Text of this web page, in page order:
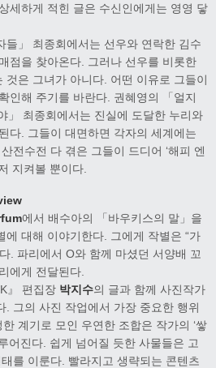
세하게 적힌 글은 수신인에게는 영영 닿
들」 최종회에서는 선우와 연락한 김수
점을 찾아온다. 그러나 선우를 비롯한
것은 그녀가 아니다. 어떤 이유로 그들이
인해 주기를 바란다. 권혜영의 「얼지
」 최종회에서는 진실에 도달한 누리와
다. 그들이 대면하면 각자의 세계에는
전수전 다 겪은 그들이 드디어 ‘해피 엔
지켜볼 뿐이다.
에서 배수아의 「바우키스의 말」을
에 대해 이야기한다. 그에게 작별은 “가
. 파리에서 O와 함께 마셨던 서양배 꼬
에게 전달된다.
』 편집장 박지수의 글과 함께 사진작가
. 그의 사진 작업에서 가장 중요한 행위
한 계기로 모인 우연한 조합은 작가의 ‘쌓
어진다. 쉽게 넘어질 듯한 사물들은 고
를 이룬다. 빨라지고 생략되는 콘텐츠